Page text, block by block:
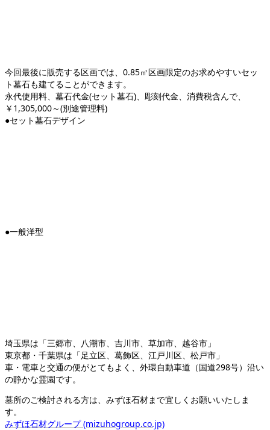
今回最後に販売する区画では、0.85㎡区画限定のお求めやすいセッ
ト墓石も建てることができます。
永代使用料、墓石代金(セット墓石)、彫刻代金、消費税含んで、
￥1,305,000～(別途管理料)
●セット墓石デザイン
●一般洋型
埼玉県は「三郷市、八潮市、吉川市、草加市、越谷市」
東京都・千葉県は「足立区、葛飾区、江戸川区、松戸市」
車・電車と交通の便がとてもよく、外環自動車道（国道298号）沿い
の静かな霊園です。
墓所のご検討される方は、みずほ石材まで宜しくお願いいたしま
す。
みずほ石材グループ (mizuhogroup.co.jp)